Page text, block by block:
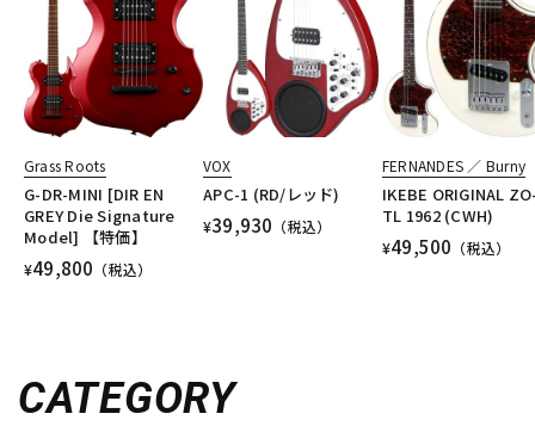
Grass Roots
G-DR-MINI [DIR EN
GREY Die Signature
Model] 【特価】
¥49,800 （税込）
VOX
APC-1 (RD/レッド)
¥39,930 （税込）
FERNANDES ／ Burny
IKEBE ORIGINAL
TL 1962 (CWH)
¥49,500 （税込）
CATEGORY